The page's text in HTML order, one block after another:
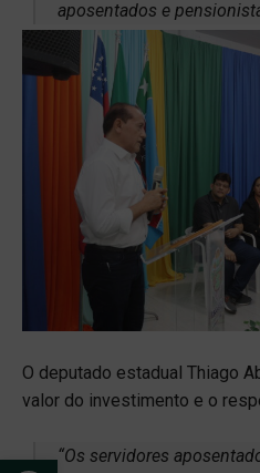
aposentados e
O deputado estadual Thiago
valor do investimento e o
“Os servidores